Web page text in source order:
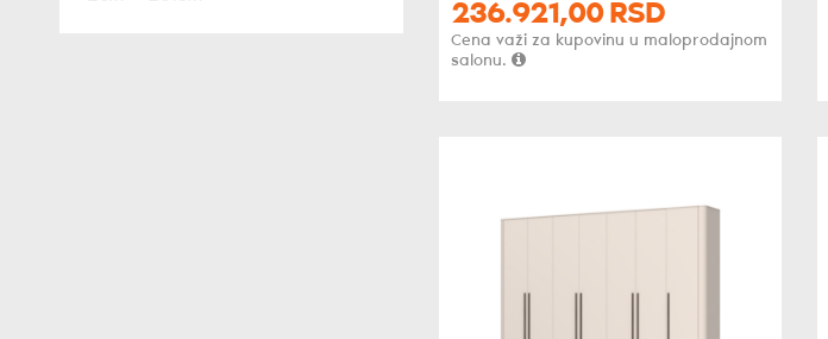
236.921,00 RSD
Cena važi za kupovinu u maloprodajnom
salonu.